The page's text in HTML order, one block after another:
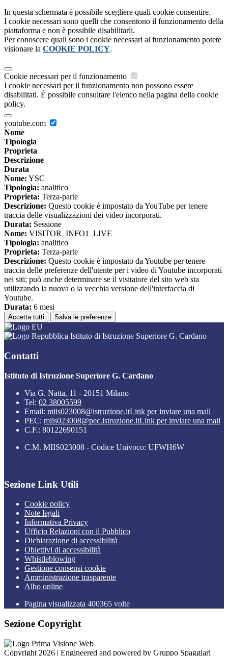
In questa schermata è possibile scegliere quali cookie consentire.
I cookie necessari sono quelli che consentono il funzionamento della
piattaforma e non è possibile disabilitarli.
Per conoscere quali sono i cookie necessari al funzionamento potete
visionare la COOKIE POLICY.
Cookie necessari per il funzionamento
I cookie necessari per il funzionamento non possono essere
disabilitati. È possibile consultare l'elenco nella pagina della cookie
policy.
youtube.com
Nome
Tipologia
Proprieta
Descrizione
Durata
Nome: YSC
Tipologia: analitico
Proprieta: Terza-parte
Descrizione: Questo cookie è impostato da YouTube per tenere
traccia delle visualizzazioni dei video incorporati.
Durata: Sessione
Nome: VISITOR_INFO1_LIVE
Tipologia: analitico
Proprieta: Terza-parte
Descrizione: Questo cookie è impostato da Youtube per tenere
traccia delle preferenze dell'utente per i video di Youtube incorporati
nei siti; può anche determinare se il visitatore del sito web sta
utilizzando la nuova o la vecchia versione dell'interfaccia di
Youtube.
Durata: 6 mesi
Accetta tutti Salva le preferenze
Istituto di Istruzione Superiore G. Cardano
Contatti
Istituto di Istruzione Superiore G. Cardano
Via G. Natta, 11 - 20151 Milano
Tel: 02 38005599
Email: miis023008@istruzione.itLink per inviare una mail
PEC: miis023008@pec.istruzione.itLink per inviare una mail
C.F.: 80122690151
C.M. MIIS023008 - Codice Univoco: UFWH6W
Sezione Link Utili
Cookie policy
Note legali
Informativa Privacy
Ufficio Relazioni con il Pubblico
Dichiarazione di accessibilità
Obiettivi di accessibilità
Whistleblowing
Gestione consensi cookie
Amministrazione trasparente
Albo online
Pagina visualizzata 400365 volte
Sezione Copyright
Copyright 2026 | Engineered and powered by Gruppo Spaggiari